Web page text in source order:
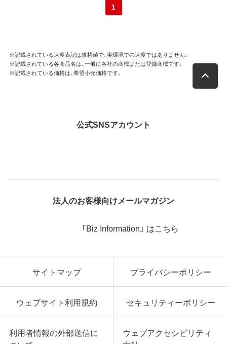
1
※記載されている速度表記は規格値で、実環境での速度ではありません。
※記載されている各商品名は、一般に各社の商標または登録商標です。
※記載されている価格は、希望小売価格です。
公式SNSアカウント
法人のお客様向けメールマガジン
「Biz Information」 はこちら
サイトマップ プライバシーポリシー
ウェブサイト利用規約 セキュリティーポリシー
利用者情報の外部送信に
ウェブアクセシビリティ